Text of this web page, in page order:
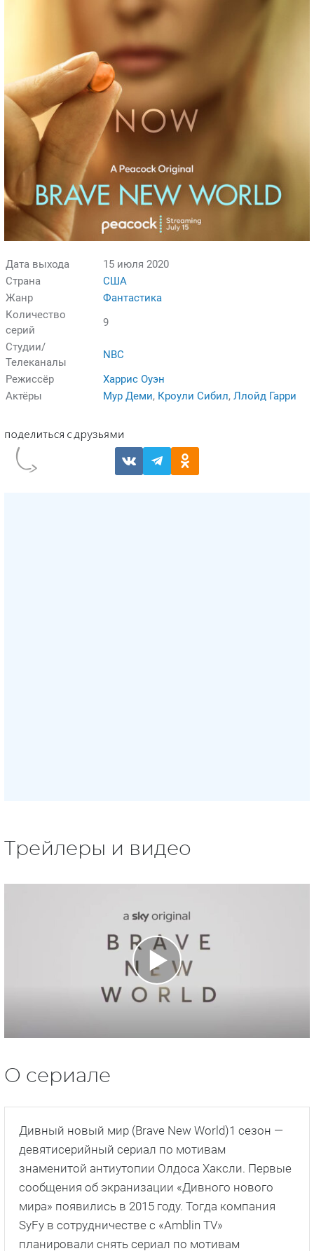
Дата выхода
15 июля 2020
Страна
США
Жанр
Фантастика
Количество
серий
9
Студии/
Телеканалы
NBC
Режиссёр
Харрис Оуэн
Актёры
Мур Деми, Кроули Сибил, Ллойд Гарри
Трейлеры и видео
О сериале
Дивный новый мир (Brave New World)1 сезон —
девятисерийный сериал по мотивам
знаменитой антиутопии Олдоса Хаксли. Первые
сообщения об экранизации «Дивного нового
мира» появились в 2015 году. Тогда компания
SyFy в сотрудничестве с «Amblin TV»
планировали снять сериал по мотивам